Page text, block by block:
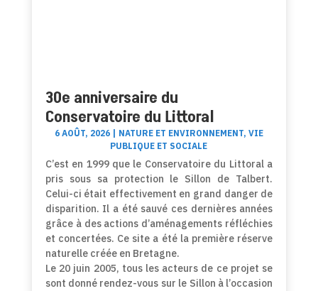
30e anniversaire du
Conservatoire du Littoral
6 AOÛT, 2026| NATURE ET ENVIRONNEMENT, VIE
PUBLIQUE ET SOCIALE
C’est en 1999 que le Conservatoire du Littoral a
pris sous sa protection le Sillon de Talbert.
Celui-ci était effectivement en grand danger de
disparition. Il a été sauvé ces dernières années
grâce à des actions d’aménagements réfléchies
et concertées. Ce site a été la première réserve
naturelle créée en Bretagne.
Le 20 juin 2005, tous les acteurs de ce projet se
sont donné rendez-vous sur le Sillon à l’occasion